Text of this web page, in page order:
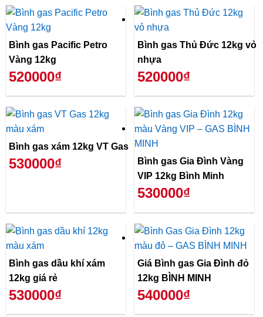
Bình gas Pacific Petro
Vàng 12kg
520000₫
Bình gas Thủ Đức 12kg vỏ
nhựa
520000₫
Bình gas xám 12kg VT Gas
530000₫
Bình gas Gia Đình Vàng
VIP 12kg Bình Minh
530000₫
Bình gas dầu khí xám
12kg giá rẻ
530000₫
Giá Bình gas Gia Đình đỏ
12kg BÌNH MINH
540000₫